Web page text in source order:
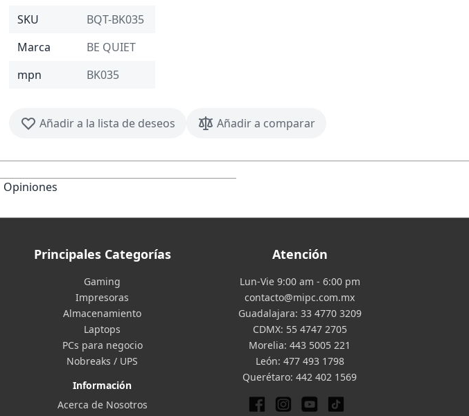
SKU
BQT-BK035
Marca
BE QUIET
mpn
BK035
Añadir a la lista de deseos Añadir a comparar
Opiniones
Principales Categorías
Gaming
Impresoras
Almacenamiento
Laptops
PCs para negocio
Nobreaks / UPS
Información
Acerca de Nosotros
Atención
Lun-Vie 9:00 am - 6:00 pm
contacto@mipc.com.mx
Guadalajara: 33 4770 3209
CDMX: 55 4747 2705
Morelia: 443 5005 221
León: 477 493 1798
Querétaro: 442 402 1569